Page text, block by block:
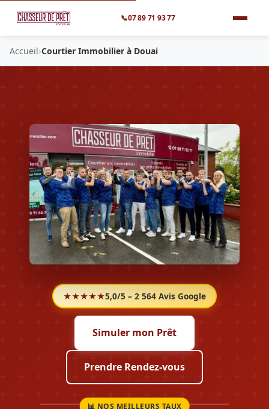
📞07 89 71 93 77
Accueil›Courtier Immobilier à Douai
★★★★★5,0/5 – 2 564 Avis Google
Simuler mon Prêt
Prendre Rendez-vous